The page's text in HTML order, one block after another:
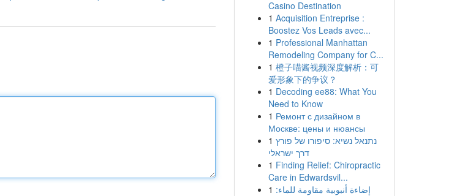
Casino Destination
1 Acquisition Entreprise :
Boostez Vos Leads avec...
1 Professional Manhattan
Remodeling Company for C...
1 橙子喵酱视频深度解析：可
爱形象下的争议？
1 Decoding ee88: What You
Need to Know
1 Ремонт с дизайном в
Москве: цены и нюансы
1 נתנאל נשיא: סיפורו של פורץ
דרך ישראלי
1 Finding Relief: Chiropractic
Care in Edwardsvil...
1 إضاءة أنبوبية مقاومة للماء: